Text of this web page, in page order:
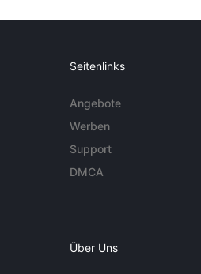
Seitenlinks
Angebote
Werben
Support
DMCA
Über Uns